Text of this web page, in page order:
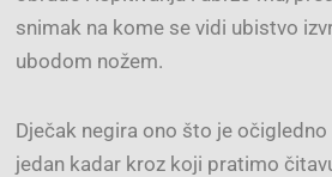
snimak na kome se vidi ubistvo
ubodom nožem.
Dječak negira ono što je
jedan kadar kroz koji pratimo